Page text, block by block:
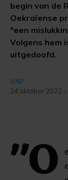
begin van de
Oekraïense
"een
Volgens hem
uitgedoofd.
ANP
24 oktober 2022 -
"O